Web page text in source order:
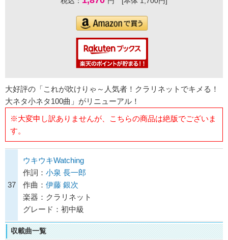
大好評の「これが吹けりゃ～人気者！クラリネットでキメる！
大ネタ小ネタ100曲」がリニューアル！
※大変申し訳ありませんが、こちらの商品は絶版でございま
す。
37
ウキウキWatching
作詞： 小泉 長一郎
作曲： 伊藤 銀次
楽器：クラリネット
グレード：初中級
収載曲一覧